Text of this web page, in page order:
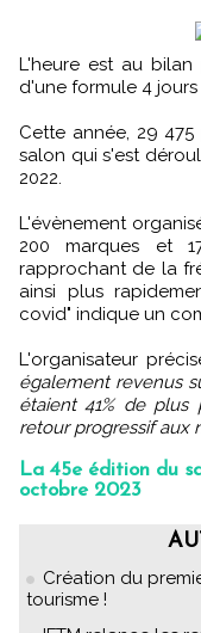
L'heure est au
d'une formule 4 jours
Cette année, 29
salon qui s'est
2022.
L'évènement
200 marques et
rapprochant de la
ainsi plus
covid" indique un
L'organisateur
également revenus
étaient 41% de plus
retour progressif aux
La 45e édition du
octobre 2023
Création du
tourisme !